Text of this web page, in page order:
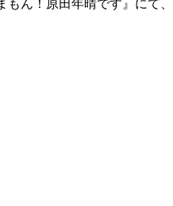
ん！原田年晴です』にて、